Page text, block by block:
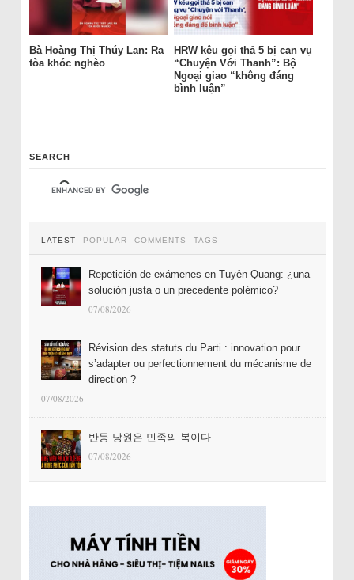
Bà Hoàng Thị Thúy Lan: Ra
tòa khóc nghèo
HRW kêu gọi thả 5 bị can vụ
“Chuyện Với Thanh”: Bộ
Ngoại giao “không đáng
bình luận”
SEARCH
LATEST POPULAR COMMENTS TAGS
Repetición de exámenes en Tuyên Quang: ¿una
solución justa o un precedente polémico?
07/08/2026
Révision des statuts du Parti : innovation pour
s’adapter ou perfectionnement du mécanisme de
direction ?
07/08/2026
반동 당원은 민족의 복이다
07/08/2026